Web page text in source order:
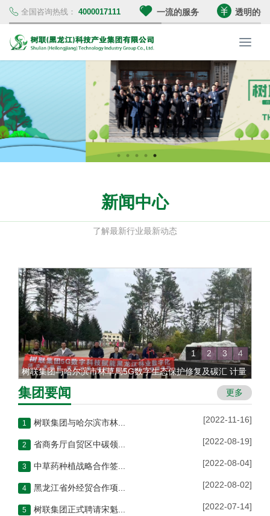
全国咨询热线： 4000017111 一流的服务 透明的
树
联
团
新闻中心
了解最新行业最新动态
树联集团与哈尔滨市林草局5G数字生态保护修复及碳汇 计量
项目落地哈尔滨丹清河国家级森林公园
1 2 3 4
集团要闻 更多
1 [2022-11-16]
2 [2022-08-19]
3 [2022-08-04]
4 [2022-08-02]
5 [2022-07-14]